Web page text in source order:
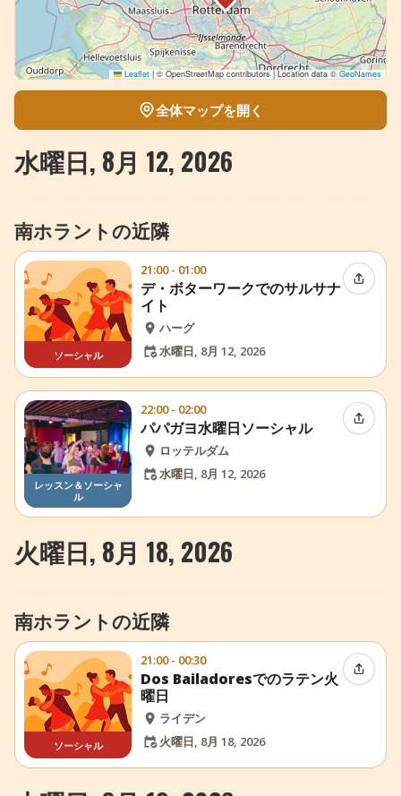
Leaflet |© OpenStreetMap contributors | Location data ©GeoNames
全体マップを開く
水曜日, 8月 12, 2026
南ホラントの近隣
ソーシャル
21:00 - 01:00
デ・ボターワークでのサルサナ
イト
ハーグ
水曜日, 8月 12, 2026
イベン
レッスン＆ソーシャ
ル
22:00 - 02:00
パパガヨ水曜日ソーシャル
ロッテルダム
水曜日, 8月 12, 2026
イベン
火曜日, 8月 18, 2026
南ホラントの近隣
ソーシャル
21:00 - 00:30
Dos Bailadoresでのラテン火
曜日
ライデン
火曜日, 8月 18, 2026
イベン